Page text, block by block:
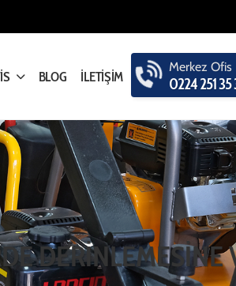
BLOG İLETİŞİM
Merkez Ofis
0224 251 35
DERİNLEMESİNE